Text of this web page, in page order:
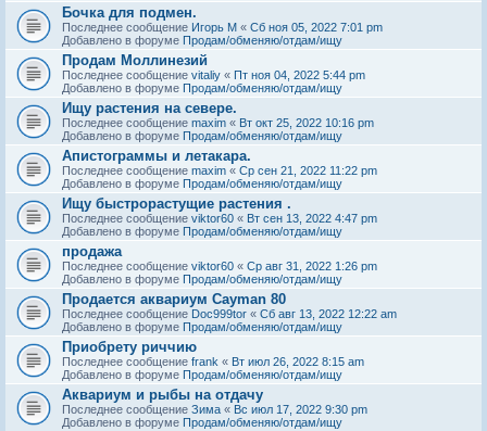
Бочка для подмен.
Последнее сообщение Игорь М « Сб ноя 05, 2022 7:01 pm
Добавлено в форуме Продам/обменяю/отдам/ищу
Продам Моллинезий
Последнее сообщение vitaliy « Пт ноя 04, 2022 5:44 pm
Добавлено в форуме Продам/обменяю/отдам/ищу
Ищу растения на севере.
Последнее сообщение maxim « Вт окт 25, 2022 10:16 pm
Добавлено в форуме Продам/обменяю/отдам/ищу
Апистограммы и летакара.
Последнее сообщение maxim « Ср сен 21, 2022 11:22 pm
Добавлено в форуме Продам/обменяю/отдам/ищу
Ищу быстрорастущие растения .
Последнее сообщение viktor60 « Вт сен 13, 2022 4:47 pm
Добавлено в форуме Продам/обменяю/отдам/ищу
продажа
Последнее сообщение viktor60 « Ср авг 31, 2022 1:26 pm
Добавлено в форуме Продам/обменяю/отдам/ищу
Продается аквариум Cayman 80
Последнее сообщение Doc999tor « Сб авг 13, 2022 12:22 am
Добавлено в форуме Продам/обменяю/отдам/ищу
Приобрету риччию
Последнее сообщение frank « Вт июл 26, 2022 8:15 am
Добавлено в форуме Продам/обменяю/отдам/ищу
Аквариум и рыбы на отдачу
Последнее сообщение Зима « Вс июл 17, 2022 9:30 pm
Добавлено в форуме Продам/обменяю/отдам/ищу